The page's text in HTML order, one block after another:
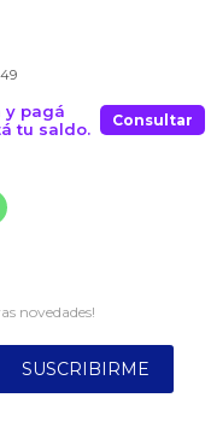
49
y pagá
tu saldo.
Consultar
novedades!
SUSCRIBIRME